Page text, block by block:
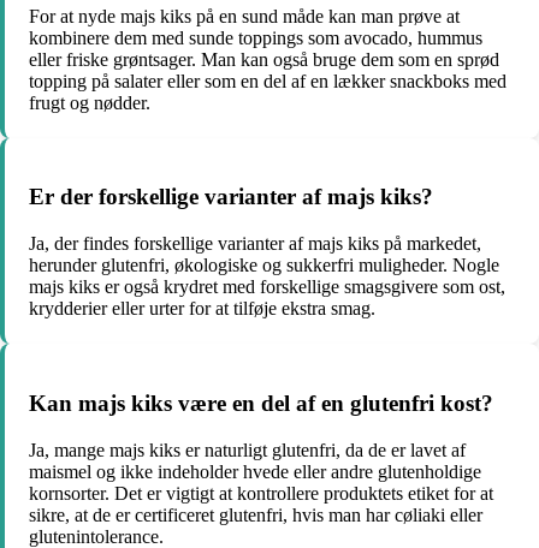
For at nyde majs kiks på en sund måde kan man prøve at
kombinere dem med sunde toppings som avocado, hummus
eller friske grøntsager. Man kan også bruge dem som en sprød
topping på salater eller som en del af en lækker snackboks med
frugt og nødder.
Er der forskellige varianter af majs kiks?
Ja, der findes forskellige varianter af majs kiks på markedet,
herunder glutenfri, økologiske og sukkerfri muligheder. Nogle
majs kiks er også krydret med forskellige smagsgivere som ost,
krydderier eller urter for at tilføje ekstra smag.
Kan majs kiks være en del af en glutenfri kost?
Ja, mange majs kiks er naturligt glutenfri, da de er lavet af
maismel og ikke indeholder hvede eller andre glutenholdige
kornsorter. Det er vigtigt at kontrollere produktets etiket for at
sikre, at de er certificeret glutenfri, hvis man har cøliaki eller
glutenintolerance.